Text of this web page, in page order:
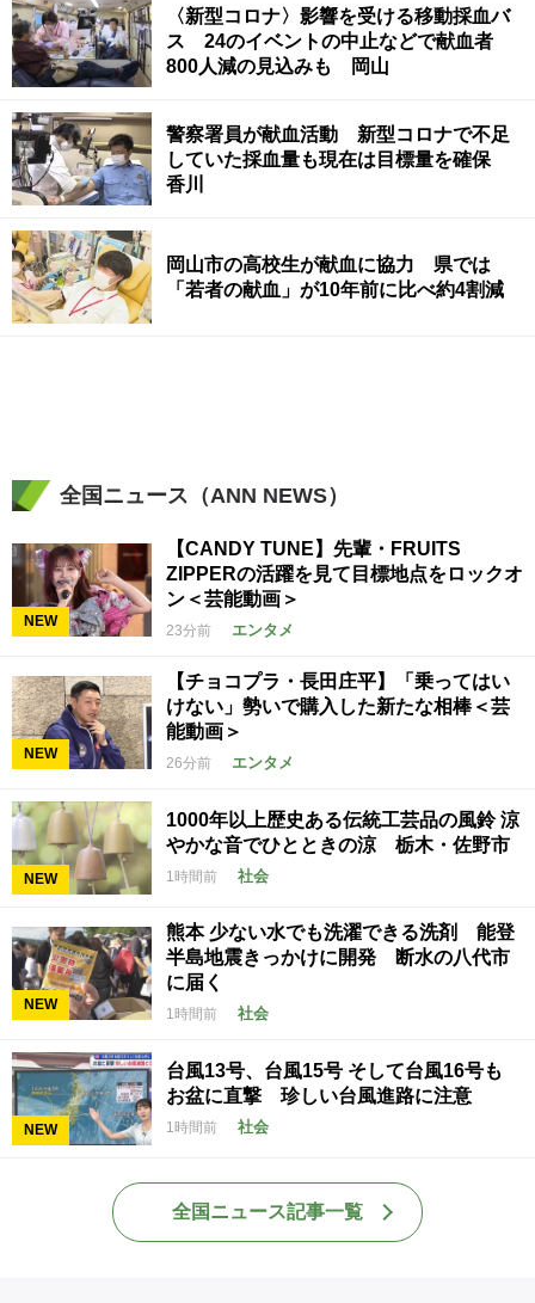
〈新型コロナ〉影響を受ける移動採血バ
ス 24のイベントの中止などで献血者
800人減の見込みも 岡山
警察署員が献血活動 新型コロナで不足
していた採血量も現在は目標量を確保
香川
岡山市の高校生が献血に協力 県では
「若者の献血」が10年前に比べ約4割減
全国ニュース（ANN NEWS）
NEW
【CANDY TUNE】先輩・FRUITS
ZIPPERの活躍を見て目標地点をロックオ
ン＜芸能動画＞
23分前 エンタメ
NEW
【チョコプラ・長田庄平】「乗ってはい
けない」勢いで購入した新たな相棒＜芸
能動画＞
26分前 エンタメ
NEW
1000年以上歴史ある伝統工芸品の風鈴 涼
やかな音でひとときの涼 栃木・佐野市
1時間前 社会
NEW
熊本 少ない水でも洗濯できる洗剤 能登
半島地震きっかけに開発 断水の八代市
に届く
1時間前 社会
NEW
台風13号、台風15号 そして台風16号も
お盆に直撃 珍しい台風進路に注意
1時間前 社会
全国ニュース記事一覧